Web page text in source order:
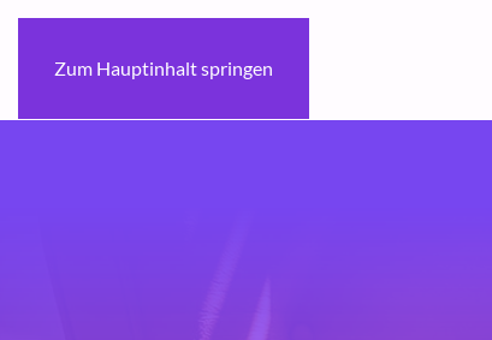
Zum Hauptinhalt springen